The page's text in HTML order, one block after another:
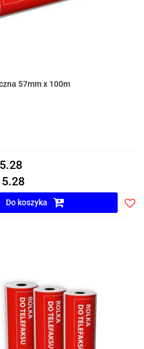
57mm x 100m
5.28
5.28
Do koszyka